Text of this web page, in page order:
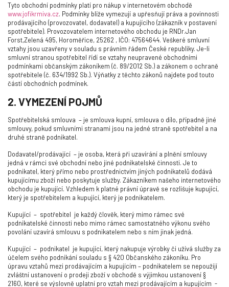
Tyto obchodní podmínky platí pro nákup v internetovém obchodě
www.jofikrmiva.cz. Podmínky blíže vymezují a upřesňují práva a povinnosti
prodávajícího (provozovatel, dodavatel) a kupujícího (zákazník v postavení
spotřebitele). Provozovatelem internetového obchodu je RNDr.Jan
Forst,Zelená 495, Horoměřice, 25262 , IČO: 47564644. Veškeré smluvní
vztahy jsou uzavřeny v souladu s právním řádem České republiky. Je-li
smluvní stranou spotřebitel řídí se vztahy neupravené obchodními
podmínkami občanským zákoníkem (č. 89/2012 Sb.) a zákonem o ochraně
spotřebitele (č. 634/1992 Sb.). Výňatky z těchto zákonů najdete pod touto
částí obchodních podmínek.
2. VYMEZENÍ POJMŮ
Spotřebitelská smlouva – je smlouva kupní, smlouva o dílo, případně jiné
smlouvy, pokud smluvními stranami jsou na jedné straně spotřebitel a na
druhé straně podnikatel.
Dodavatel/prodávající – je osoba, která při uzavírání a plnění smlouvy
jedná v rámci své obchodní nebo jiné podnikatelské činnosti. Je to
podnikatel, který přímo nebo prostřednictvím jiných podnikatelů dodává
kupujícímu zboží nebo poskytuje služby. Zákazníkem našeho internetového
obchodu je kupující. Vzhledem k platné právní úpravě se rozlišuje kupující,
který je spotřebitelem a kupující, který je podnikatelem.
Kupující – spotřebitel je každý člověk, který mimo rámec své
podnikatelské činnosti nebo mimo rámec samostatného výkonu svého
povolání uzavírá smlouvu s podnikatelem nebo s ním jinak jedná.
Kupující – podnikatel je kupující, který nakupuje výrobky či užívá služby za
účelem svého podnikání souladu s § 420 Občanského zákoníku. Pro
úpravu vztahů mezi prodávajícím a kupujícím – podnikatelem se nepoužijí
zvláštní ustanovení o prodeji zboží v obchodě s výjimkou ustanovení §
2160, které se výslovně uplatní pro vztah mezi prodávajícím a kupujícím -